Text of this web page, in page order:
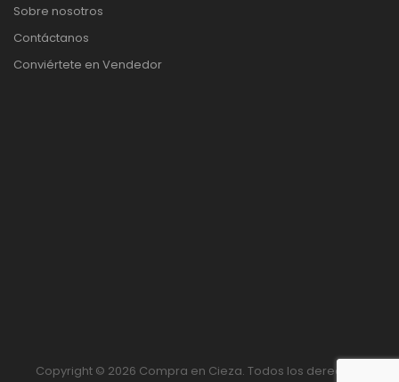
Sobre nosotros
Contáctanos
Conviértete en Vendedor
Copyright © 2026 Compra en Cieza. Todos los derechos